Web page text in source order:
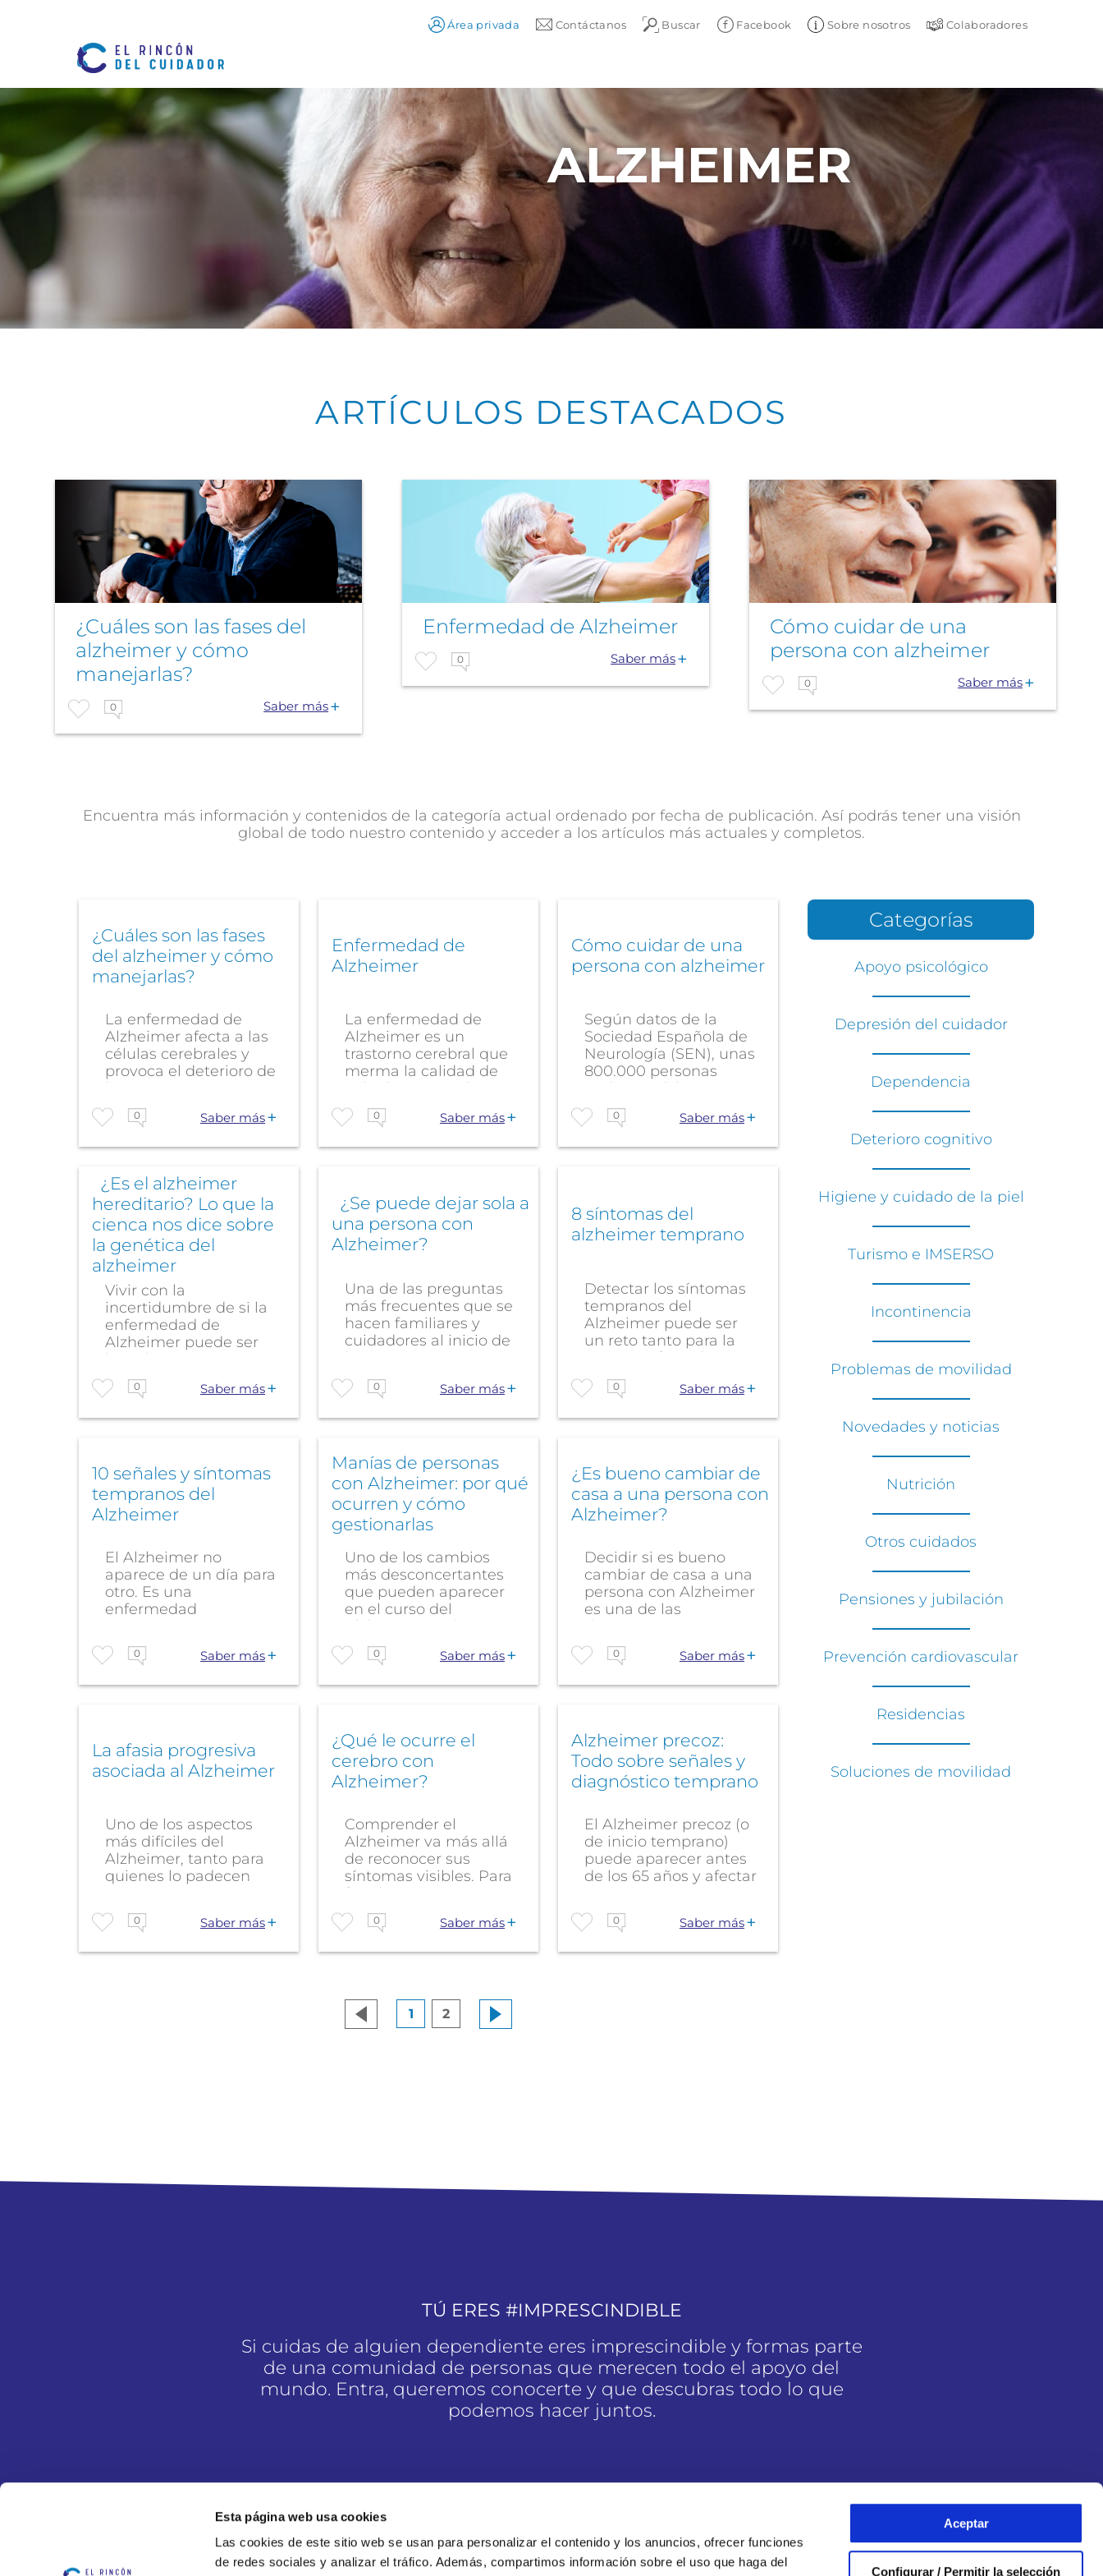
Esta página web usa cookies
Las cookies de este sitio web se usan para personalizar el contenido y los anuncios, ofrecer funciones
de redes sociales y analizar el tráfico. Además, compartimos información sobre el uso que haga del
Aceptar
Configurar / Permitir la selección
Área privada Contáctanos Buscar Facebook Sobre nosotros Colaboradores
ALZHEIMER
ARTÍCULOS DESTACADOS
¿Cuáles son las fases del
alzheimer y cómo
manejarlas?
0 Saber más
Enfermedad de Alzheimer
0 Saber más
Cómo cuidar de una
persona con alzheimer
0 Saber más
Encuentra más información y contenidos de la categoría actual ordenado por fecha de publicación. Así podrás tener una visión
global de todo nuestro contenido y acceder a los artículos más actuales y completos.
¿Cuáles son las fases
del alzheimer y cómo
manejarlas?
La enfermedad de
Alzheimer afecta a las
células cerebrales y
provoca el deterioro de
las...
0 Saber más
Enfermedad de
Alzheimer
La enfermedad de
Alzheimer es un
trastorno cerebral que
merma la calidad de
vida de quienes la...
0 Saber más
Cómo cuidar de una
persona con alzheimer
Según datos de la
Sociedad Española de
Neurología (SEN), unas
800.000 personas
padecen Alzheimer...
0 Saber más
¿Es el alzheimer
hereditario? Lo que la
cienca nos dice sobre
la genética del
alzheimer
Vivir con la
incertidumbre de si la
enfermedad de
Alzheimer puede ser
hereditaria es una...
0 Saber más
¿Se puede dejar sola a
una persona con
Alzheimer?
Una de las preguntas
más frecuentes que se
hacen familiares y
cuidadores al inicio de
la...
0 Saber más
8 síntomas del
alzheimer temprano
Detectar los síntomas
tempranos del
Alzheimer puede ser
un reto tanto para la
persona afectada...
0 Saber más
10 señales y síntomas
tempranos del
Alzheimer
El Alzheimer no
aparece de un día para
otro. Es una
enfermedad
comienza mucho...
0 Saber más
Manías de personas
con Alzheimer: por qué
ocurren y cómo
gestionarlas
Uno de los cambios
más desconcertantes
que pueden aparecer
en el curso del
Alzheimer es el...
0 Saber más
¿Es bueno cambiar de
casa a una persona con
Alzheimer?
Decidir si es bueno
cambiar de casa a una
persona con Alzheimer
es una de las
decisiones más...
0 Saber más
La afasia progresiva
asociada al Alzheimer
Uno de los aspectos
más difíciles del
Alzheimer, tanto para
quienes lo padecen
0 Saber más
¿Qué le ocurre el
cerebro con
Alzheimer?
Comprender el
Alzheimer va más allá
de reconocer sus
síntomas visibles. Para
familiares,...
0 Saber más
Alzheimer precoz:
Todo sobre señales y
diagnóstico temprano
El Alzheimer precoz (o
de inicio temprano)
puede aparecer antes
de los 65 años y afectar
0 Saber más
1 2
Categorías
Apoyo psicológico
Depresión del cuidador
Dependencia
Deterioro cognitivo
Higiene y cuidado de la piel
Turismo e IMSERSO
Incontinencia
Problemas de movilidad
Novedades y noticias
Nutrición
Otros cuidados
Pensiones y jubilación
Prevención cardiovascular
Residencias
Soluciones de movilidad
TÚ ERES #IMPRESCINDIBLE
Si cuidas de alguien dependiente eres imprescindible y formas parte
de una comunidad de personas que merecen todo el apoyo del
mundo. Entra, queremos conocerte y que descubras todo lo que
podemos hacer juntos.